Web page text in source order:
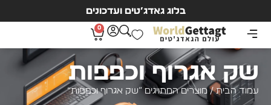
בלוג גאדג’טים ועדכונים
0
שק אגרוף וכפפות
עמוד הבית/ מוצרים המתויגים “שק אגרוף וכפפות”